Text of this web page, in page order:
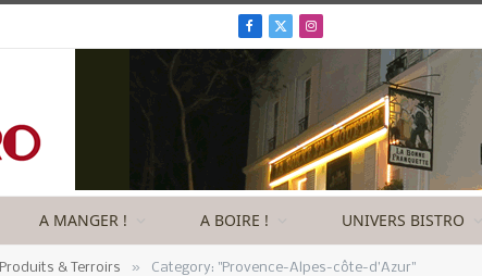
Facebook
X
(Twitter)
Instagram
A MANGER ! A BOIRE ! UNIVERS BISTRO
Produits & Terroirs » Category: "Provence-Alpes-côte-d’Azur"